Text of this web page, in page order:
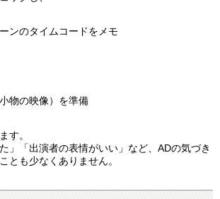
ンのタイムコードをメモ
物の映像）を準備
す。
」「出演者の表情がいい」など、ADの気づき
とも少なくありません。